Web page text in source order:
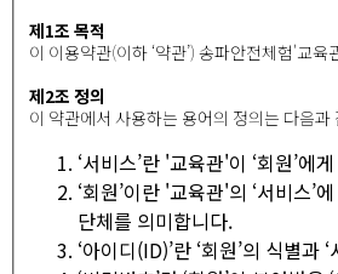
제1조 목적
이 이용약관(이하 ‘약관’) 송파안전체험'교
제2조 정의
이 약관에서 사용하는 용어의 정의는 다음과
‘서비스’란 '교육관'이 ‘회원’
‘회원’이란 '교육관'의 ‘서비스
단체를 의미합니다.
‘아이디(ID)’란 ‘회원’의 식별